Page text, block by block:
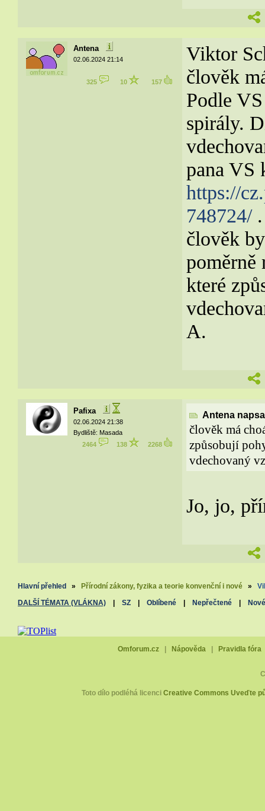
Antena
02.06.2024 21:14
325 10 157
Viktor
člověk
Podle
spirály.
pana VS
https://
748724/.
člověk
poměrně
které
A.
Pafixa
02.06.2024 21:38
Bydliště: Masada
2464
138 2268
Antena
člověk má
způsobují
vdechovaný
Jo, jo,
Hlavní přehled » Přírodní zákony, fyzika a teorie konvenční i nové »
DALŠÍ TÉMATA (VLÁKNA)
SZ Oblíbené Nepřečtené Nové
Omforum.cz Nápověda Pravidla fóra
Toto dílo podléhá licenciCreative Commons Uveďte